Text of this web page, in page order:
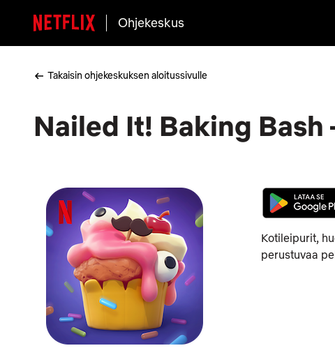
Ohjekeskus
Takaisin ohjekeskuksen aloitussivulle
Nailed It! Baking Bash
Kotileipurit,
perustuvaa